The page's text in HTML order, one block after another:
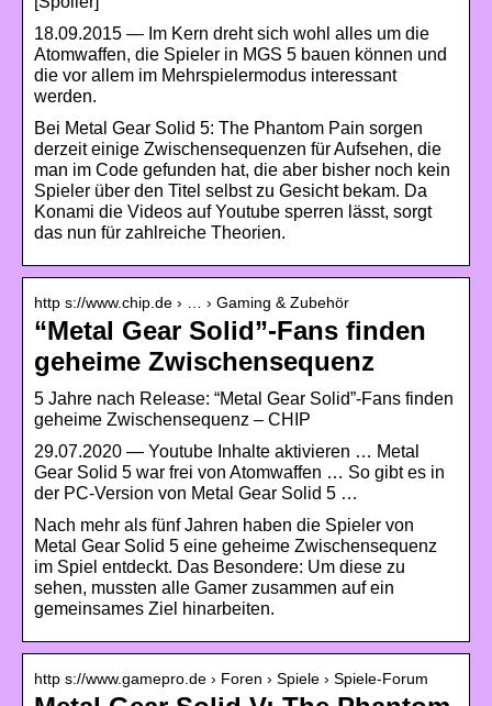
18.09.2015 — Im Kern dreht sich wohl alles um die
Atomwaffen, die Spieler in MGS 5 bauen können und
die vor allem im Mehrspielermodus interessant
werden.
Bei Metal Gear Solid 5: The Phantom Pain sorgen
derzeit einige Zwischensequenzen für Aufsehen, die
man im Code gefunden hat, die aber bisher noch kein
Spieler über den Titel selbst zu Gesicht bekam. Da
Konami die Videos auf Youtube sperren lässt, sorgt
das nun für zahlreiche Theorien.
http s://www.chip.de › … › Gaming & Zubehör
“Metal Gear Solid”-Fans finden
geheime Zwischensequenz
5 Jahre nach Release: “Metal Gear Solid”-Fans finden
geheime Zwischensequenz – CHIP
29.07.2020 — Youtube Inhalte aktivieren … Metal
Gear Solid 5 war frei von Atomwaffen … So gibt es in
der PC-Version von Metal Gear Solid 5 …
Nach mehr als fünf Jahren haben die Spieler von
Metal Gear Solid 5 eine geheime Zwischensequenz
im Spiel entdeckt. Das Besondere: Um diese zu
sehen, mussten alle Gamer zusammen auf ein
gemeinsames Ziel hinarbeiten.
http s://www.gamepro.de › Foren › Spiele › Spiele-Forum